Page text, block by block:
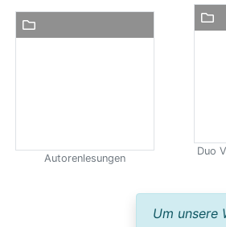
Autorenlesungen
Duo
Um unsere